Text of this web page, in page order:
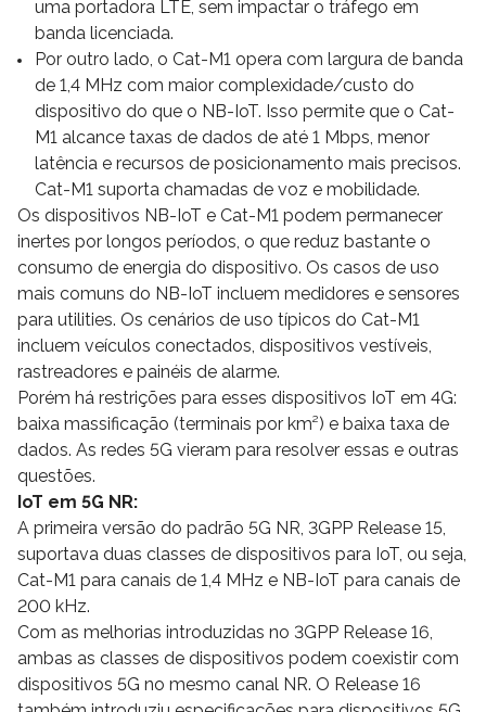
uma portadora LTE, sem impactar o tráfego em
banda licenciada.
Por outro lado, o Cat-M1 opera com largura de banda
de 1,4 MHz com maior complexidade/custo do
dispositivo do que o NB-IoT. Isso permite que o Cat-
M1 alcance taxas de dados de até 1 Mbps, menor
latência e recursos de posicionamento mais precisos.
Cat-M1 suporta chamadas de voz e mobilidade.
Os dispositivos NB-IoT e Cat-M1 podem permanecer
inertes por longos períodos, o que reduz bastante o
consumo de energia do dispositivo. Os casos de uso
mais comuns do NB-IoT incluem medidores e sensores
para utilities. Os cenários de uso típicos do Cat-M1
incluem veículos conectados, dispositivos vestíveis,
rastreadores e painéis de alarme.
Porém há restrições para esses dispositivos IoT em 4G:
baixa massificação (terminais por km²) e baixa taxa de
dados. As redes 5G vieram para resolver essas e outras
questões.
IoT em 5G NR:
A primeira versão do padrão 5G NR, 3GPP Release 15,
suportava duas classes de dispositivos para IoT, ou seja,
Cat-M1 para canais de 1,4 MHz e NB-IoT para canais de
200 kHz.
Com as melhorias introduzidas no 3GPP Release 16,
ambas as classes de dispositivos podem coexistir com
dispositivos 5G no mesmo canal NR. O Release 16